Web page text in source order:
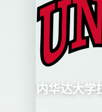
内华达大学